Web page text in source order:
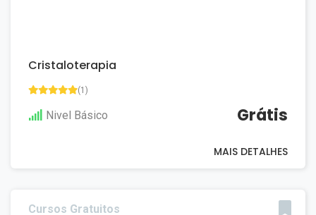
Cristaloterapia
(1)
Nivel Básico Grátis
MAIS DETALHES
Cursos Gratuitos